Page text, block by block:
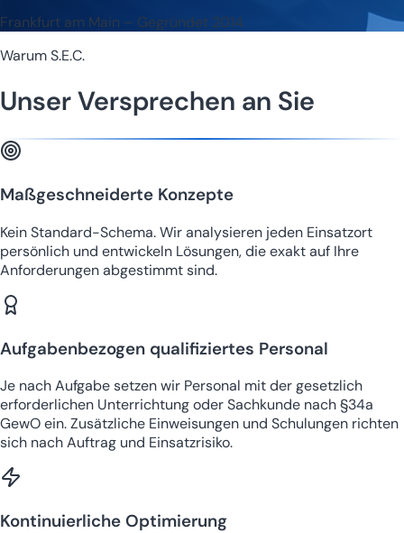
Frankfurt am Main – Gegründet 2014
Warum S.E.C.
Unser Versprechen an Sie
Maßgeschneiderte Konzepte
Kein Standard-Schema. Wir analysieren jeden Einsatzort
persönlich und entwickeln Lösungen, die exakt auf Ihre
Anforderungen abgestimmt sind.
Aufgabenbezogen qualifiziertes Personal
Je nach Aufgabe setzen wir Personal mit der gesetzlich
erforderlichen Unterrichtung oder Sachkunde nach §34a
GewO ein. Zusätzliche Einweisungen und Schulungen richten
sich nach Auftrag und Einsatzrisiko.
Kontinuierliche Optimierung